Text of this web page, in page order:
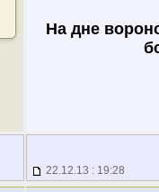
На дне
22.12.13 : 19:28